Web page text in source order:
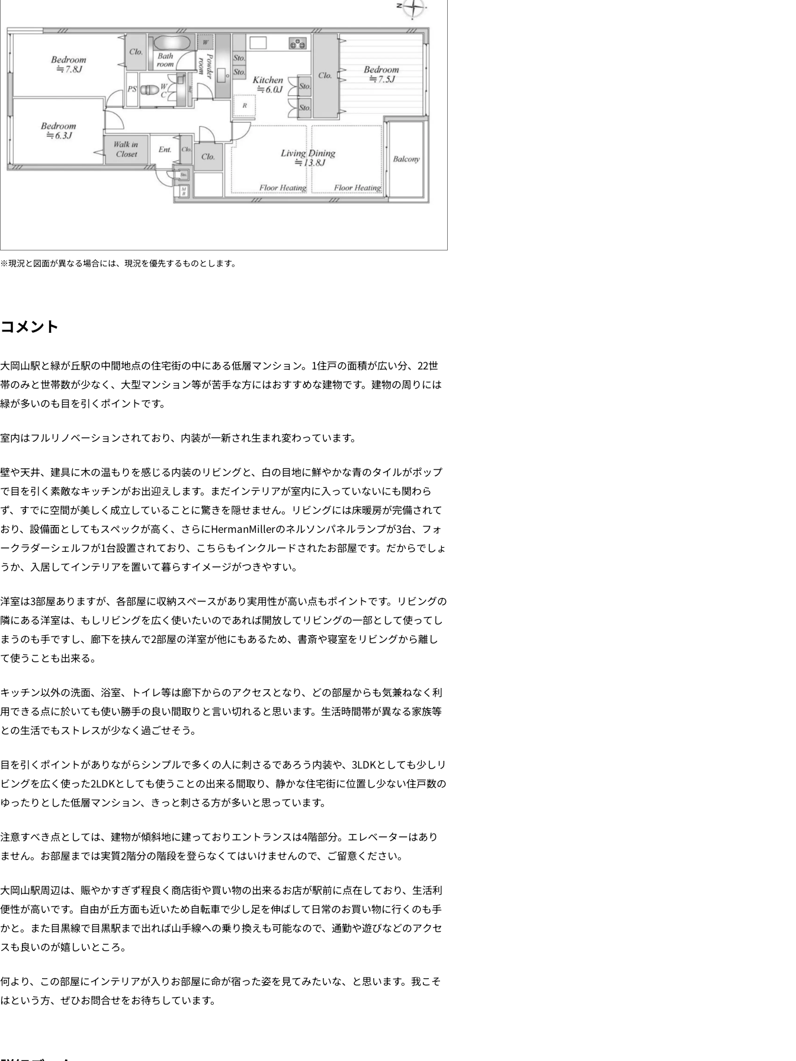
※現況と図面が異なる場合には、現況を優先するものとします。
コメント
大岡山駅と緑が丘駅の中間地点の住宅街の中にある低層マンション。1住戸の面積が広い分、22世
帯のみと世帯数が少なく、大型マンション等が苦手な方にはおすすめな建物です。建物の周りには
緑が多いのも目を引くポイントです。
室内はフルリノベーションされており、内装が一新され生まれ変わっています。
壁や天井、建具に木の温もりを感じる内装のリビングと、白の目地に鮮やかな青のタイルがポップ
で目を引く素敵なキッチンがお出迎えします。まだインテリアが室内に入っていないにも関わら
ず、すでに空間が美しく成立していることに驚きを隠せません。リビングには床暖房が完備されて
おり、設備面としてもスペックが高く、さらにHermanMillerのネルソンパネルランプが3台、フォ
ークラダーシェルフが1台設置されており、こちらもインクルードされたお部屋です。だからでしょ
うか、入居してインテリアを置いて暮らすイメージがつきやすい。
洋室は3部屋ありますが、各部屋に収納スペースがあり実用性が高い点もポイントです。リビングの
隣にある洋室は、もしリビングを広く使いたいのであれば開放してリビングの一部として使ってし
まうのも手ですし、廊下を挟んで2部屋の洋室が他にもあるため、書斎や寝室をリビングから離し
て使うことも出来る。
キッチン以外の洗面、浴室、トイレ等は廊下からのアクセスとなり、どの部屋からも気兼ねなく利
用できる点に於いても使い勝手の良い間取りと言い切れると思います。生活時間帯が異なる家族等
との生活でもストレスが少なく過ごせそう。
目を引くポイントがありながらシンプルで多くの人に刺さるであろう内装や、3LDKとしても少しリ
ビングを広く使った2LDKとしても使うことの出来る間取り、静かな住宅街に位置し少ない住戸数の
ゆったりとした低層マンション、きっと刺さる方が多いと思っています。
注意すべき点としては、建物が傾斜地に建っておりエントランスは4階部分。エレベーターはあり
ません。お部屋までは実質2階分の階段を登らなくてはいけませんので、ご留意ください。
大岡山駅周辺は、賑やかすぎず程良く商店街や買い物の出来るお店が駅前に点在しており、生活利
便性が高いです。自由が丘方面も近いため自転車で少し足を伸ばして日常のお買い物に行くのも手
かと。また目黒線で目黒駅まで出れば山手線への乗り換えも可能なので、通勤や遊びなどのアクセ
スも良いのが嬉しいところ。
何より、この部屋にインテリアが入りお部屋に命が宿った姿を見てみたいな、と思います。我こそ
はという方、ぜひお問合せをお待ちしています。